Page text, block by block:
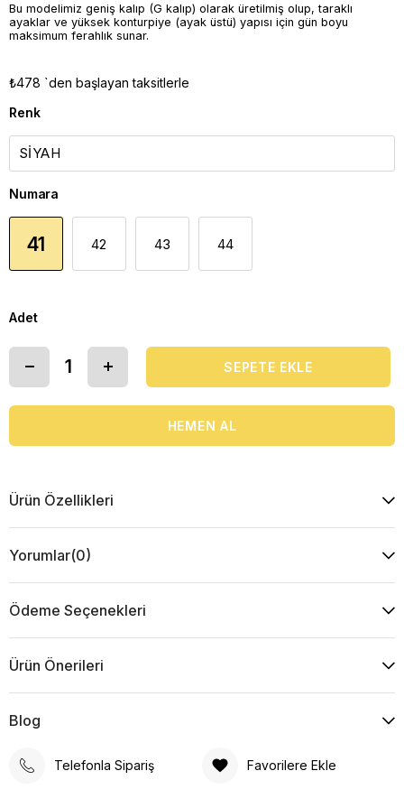
Bu modelimiz geniş kalıp (G kalıp) olarak üretilmiş olup, taraklı
ayaklar ve yüksek konturpiye (ayak üstü) yapısı için gün boyu
maksimum ferahlık sunar.
₺478 `den başlayan taksitlerle
Renk
Numara
41 42 43 44
Adet
Ürün Özellikleri
Yorumlar(0)
Ödeme Seçenekleri
Ürün Önerileri
Blog
Telefonla Sipariş Favorilere Ekle